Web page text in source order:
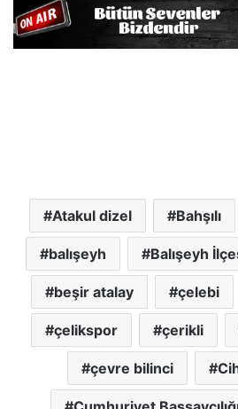
Atakul dizel Bahşılı
balışeyh Balışeyh
beşir atalay çelebi
çelikspor çerikli
çevre bilinci